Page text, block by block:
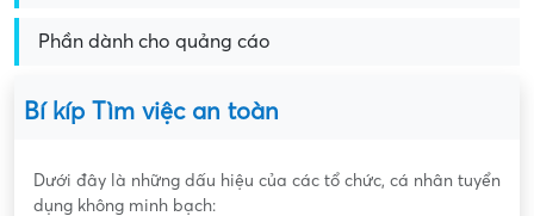
Phần dành cho quảng cáo
Bí kíp Tìm việc an toàn
Dưới đây là những dấu hiệu của các tổ chức, cá nhân tuyển
dụng không minh bạch: